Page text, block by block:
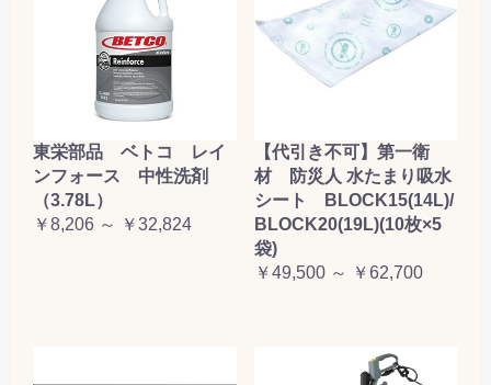
東栄部品 ベトコ レイ
ンフォース 中性洗剤
（3.78L）
￥8,206 ～ ￥32,824
【代引き不可】第一衛
材 防災人 水たまり吸水
シート BLOCK15(14L)/
BLOCK20(19L)(10枚×5
袋)
￥49,500 ～ ￥62,700